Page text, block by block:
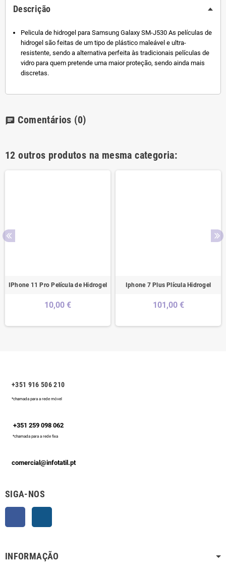
Descrição
Pelicula de hidrogel para Samsung Galaxy SM-J530 As películas de
hidrogel são feitas de um tipo de plástico maleável e ultra-
resistente, sendo a alternativa perfeita às tradicionais películas de
vidro para quem pretende uma maior proteção, sendo ainda mais
discretas.
chat Comentários (0)
12 outros produtos na mesma categoria:
IPhone 11 Pro Película de Hidrogel
10,00 €
Iphone 7 Plus Plícula Hidrogel
101,00 €
+351 916 506 210
*chamada para a rede móvel
+351 259 098 062
*chamada para a rede fixa
comercial@infotatil.pt
SIGA-NOS
INFORMAÇÃO